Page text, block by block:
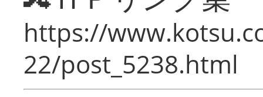
https://
22/post_5238.html